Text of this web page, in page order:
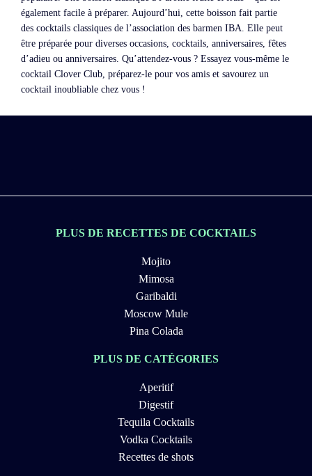
également facile à préparer. Aujourd’hui, cette boisson fait partie
des cocktails classiques de l’association des barmen IBA. Elle peut
être préparée pour diverses occasions, cocktails, anniversaires, fêtes
d’adieu ou anniversaires. Qu’attendez-vous ? Essayez vous-même le
cocktail Clover Club, préparez-le pour vos amis et savourez un
cocktail inoubliable chez vous !
PLUS DE RECETTES DE COCKTAILS
Mojito
Mimosa
Garibaldi
Moscow Mule
Pina Colada
PLUS DE CATÉGORIES
Aperitif
Digestif
Tequila Cocktails
Vodka Cocktails
Recettes de shots